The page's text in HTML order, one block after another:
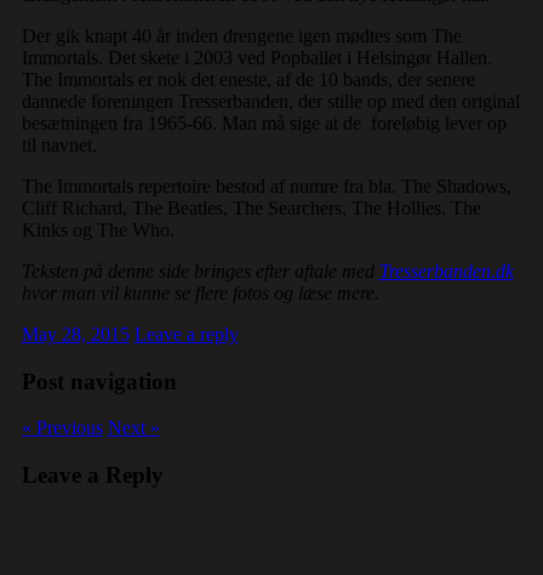
Der gik knapt 40 år inden drengene igen mødtes som The
Immortals. Det skete i 2003 ved Popballet i Helsingør Hallen.
The Immortals er nok det eneste, af de 10 bands, der senere
dannede foreningen Tresserbanden, der stille op med den original
besætningen fra 1965-66. Man må sige at de foreløbig lever op
til navnet.
The Immortals repertoire bestod af numre fra bla. The Shadows,
Cliff Richard, The Beatles, The Searchers, The Hollies, The
Kinks og The Who.
Teksten på denne side bringes efter aftale med Tresserbanden.dk
hvor man vil kunne se flere fotos og læse mere.
May 28, 2015 Leave a reply
Post navigation
« Previous Next »
Leave a Reply